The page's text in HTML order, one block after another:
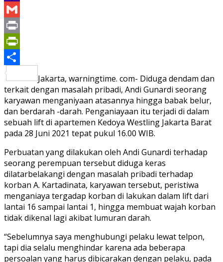
Yahoo
Mail
Gmail
Print
PrintFriendly
Share
Jakarta, warningtime. com- Diduga dendam dan
terkait dengan masalah pribadi, Andi Gunardi seorang
karyawan menganiyaan atasannya hingga babak belur,
dan berdarah -darah. Penganiayaan itu terjadi di dalam
sebuah lift di apartemen Kedoya Westling Jakarta Barat
pada 28 Juni 2021 tepat pukul 16.00 WIB.
Perbuatan yang dilakukan oleh Andi Gunardi terhadap
seorang perempuan tersebut diduga keras
dilatarbelakangi dengan masalah pribadi terhadap
korban A. Kartadinata, karyawan tersebut, peristiwa
menganiaya tergadap korban di lakukan dalam lift dari
lantai 16 sampai lantai 1, hingga membuat wajah korban
tidak dikenal lagi akibat lumuran darah.
“Sebelumnya saya menghubungi pelaku lewat telpon,
tapi dia selalu menghindar karena ada beberapa
persoalan yang harus dibicarakan dengan pelaku, pada